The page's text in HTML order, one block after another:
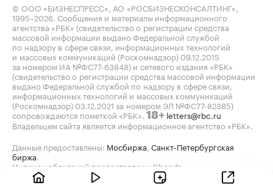
© ООО «БИЗНЕСПРЕСС», АО «РОСБИЗНЕСКОНСАЛТИНГ»,
1995–2026. Сообщения и материалы информационного
агентства «РБК» (свидетельство о регистрации средства
массовой информации выдано Федеральной службой
по надзору в сфере связи, информационных технологий
и массовых коммуникаций (Роскомнадзор) 09.12.2015
за номером ИА №ФС77-63848) и сетевого издания «РБК»
(свидетельство о регистрации средства массовой информации
выдано Федеральной службой по надзору в сфере связи,
информационных технологий и массовых коммуникаций
(Роскомнадзор) 03.12.2021 за номером ЭЛ №ФС77-82385)
сопровождаются пометкой «РБК». 18+ letters@rbc.ru
Владельцем сайта является информационное агентство «РБК».
Данные предоставлены: Мосбиржа, Санкт-Петербургская
биржа.
Индексы облигаций предоставлены Cbonds.